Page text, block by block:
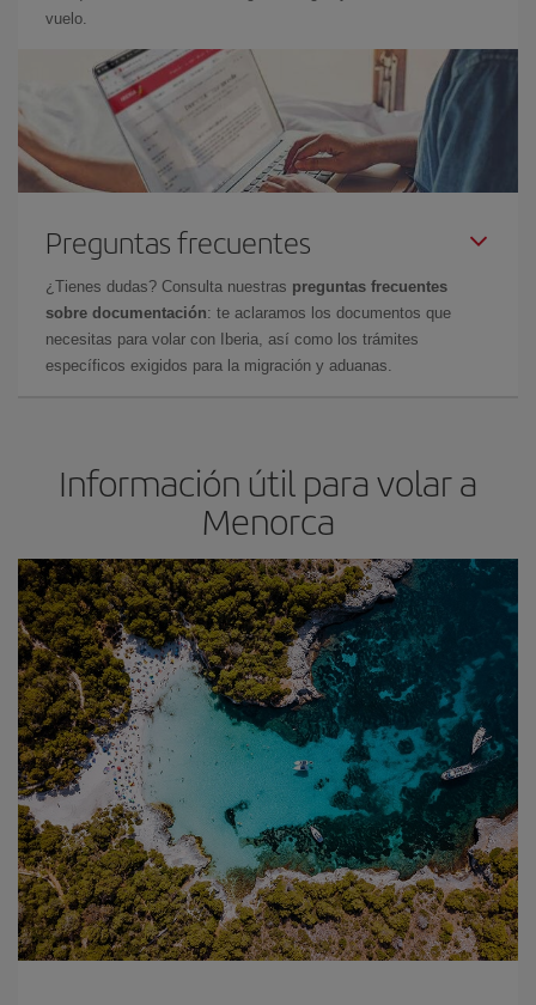
vuelo.
Preguntas frecuentes
¿Tienes dudas? Consulta nuestras preguntas frecuentes
sobre documentación: te aclaramos los documentos que
necesitas para volar con Iberia, así como los trámites
específicos exigidos para la migración y aduanas.
Información útil para volar a
Menorca